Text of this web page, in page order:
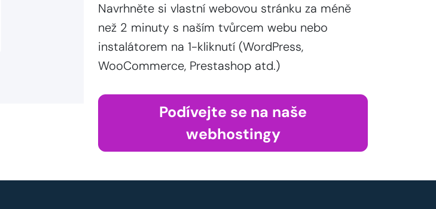
Navrhněte si vlastní webovou stránku za méně
než 2 minuty s naším tvůrcem webu nebo
instalátorem na 1-kliknutí (WordPress,
WooCommerce, Prestashop atd.)
Podívejte se na naše
webhostingy